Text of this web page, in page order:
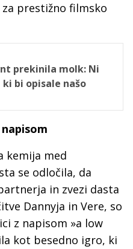
prestižno filmsko
prekinila molk: Ni
bi opisale našo
kemija med
se odločila, da
in zvezi dasta
Dannyja in Vere, so
z napisom »a low
kot besedno igro, ki